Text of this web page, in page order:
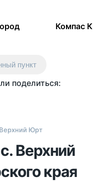
Компас
пункт
поделиться:
Юрт
Верхний
края